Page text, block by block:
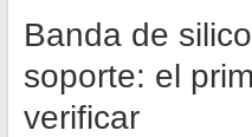
Banda de
soporte: el
verificar